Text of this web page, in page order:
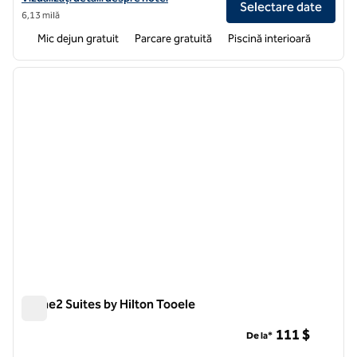
6,13 milă
Selectare date
Mic dejun gratuit Parcare gratuită Piscină interioară
1 din 12
Home2 Suites by Hilton Tooele
De la* 111 $